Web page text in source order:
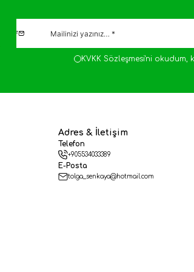
KVKK Sözleşmesi'ni okudum,
Adres & İletişim
Telefon
+905534033389
E-Posta
tolga_senkaya@hotmail.com